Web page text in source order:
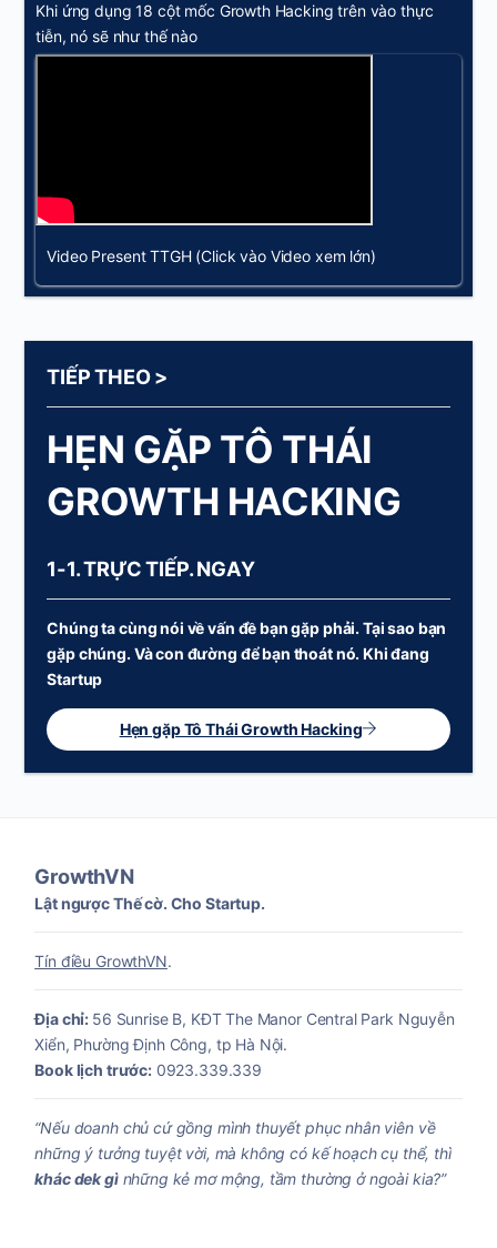
Khi ứng dụng 18 cột mốc Growth Hacking trên vào thực
tiễn, nó sẽ như thế nào
Video Present TTGH (Click vào Video xem lớn)
TIẾP THEO >
HẸN GẶP TÔ THÁI
GROWTH HACKING
1-1. TRỰC TIẾP. NGAY
Chúng ta cùng nói về vấn đề bạn gặp phải. Tại sao bạn
gặp chúng. Và con đường để bạn thoát nó. Khi đang
Startup
Hẹn gặp Tô Thái Growth Hacking
GrowthVN
Lật ngược Thế cờ. Cho Startup.
Tín điều GrowthVN.
Địa chỉ: 56 Sunrise B, KĐT The Manor Central Park Nguyễn
Xiển, Phường Định Công, tp Hà Nội.
Book lịch trước:0923.339.339
“Nếu doanh chủ cứ gồng mình thuyết phục nhân viên về
những ý tưởng tuyệt vời, mà không có kế hoạch cụ thể, thì
khác dek gìnhững kẻ mơ mộng, tầm thường ở ngoài kia?”